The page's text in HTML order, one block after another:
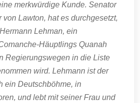
merkwürdige Kunde. Senator
von Lawton, hat es durchgesetzt,
Lehman, ein
Häuptlings Quanah
Regierungswegen in die Liste
wird. Lehmann ist der
ein Deutschböhme, in
und lebt mit seiner Frau und